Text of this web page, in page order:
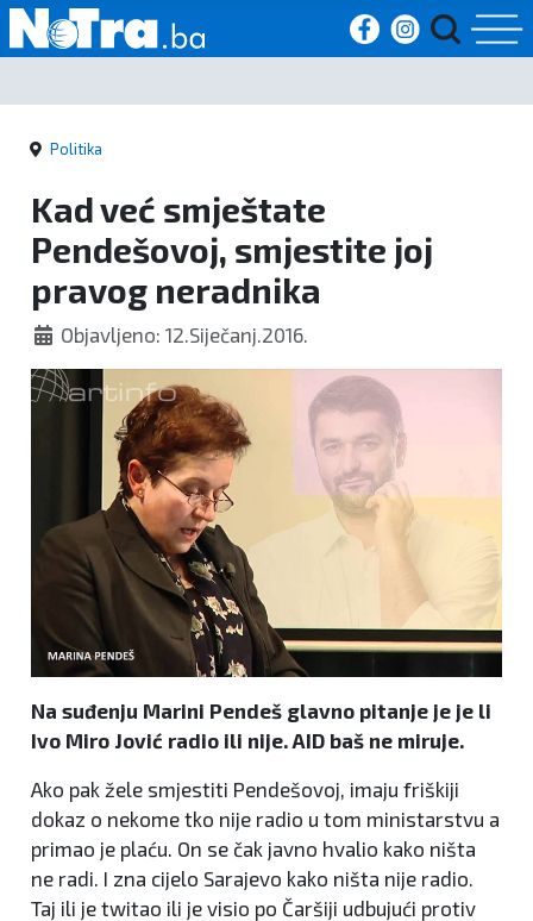
Početna
Vijesti
Sport
Kultura
Crna
kronika
Politika
Zanimljivosti
Politika
Kad već smještate
Pendešovoj, smjestite joj
pravog neradnika
Objavljeno: 12.Siječanj.2016.
Na suđenju Marini Pendeš glavno pitanje je je li
Ivo Miro Jović radio ili nije. AID baš ne miruje.
Ako pak žele smjestiti Pendešovoj, imaju friškiji
dokaz o nekome tko nije radio u tom ministarstvu a
primao je plaću. On se čak javno hvalio kako ništa
ne radi. I zna cijelo Sarajevo kako ništa nije radio.
Taj ili je twitao ili je visio po Čaršiji udbujući protiv